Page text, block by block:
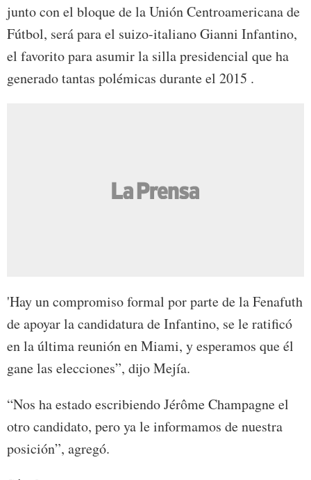
junto con el bloque de la Unión Centroamericana de
Fútbol, será para el suizo-italiano Gianni Infantino,
el favorito para asumir la silla presidencial que ha
generado tantas polémicas durante el 2015 .
'Hay un compromiso formal por parte de la Fenafuth
de apoyar la candidatura de Infantino, se le ratificó
en la última reunión en Miami, y esperamos que él
gane las elecciones”, dijo Mejía.
“Nos ha estado escribiendo Jérôme Champagne el
otro candidato, pero ya le informamos de nuestra
posición”, agregó.